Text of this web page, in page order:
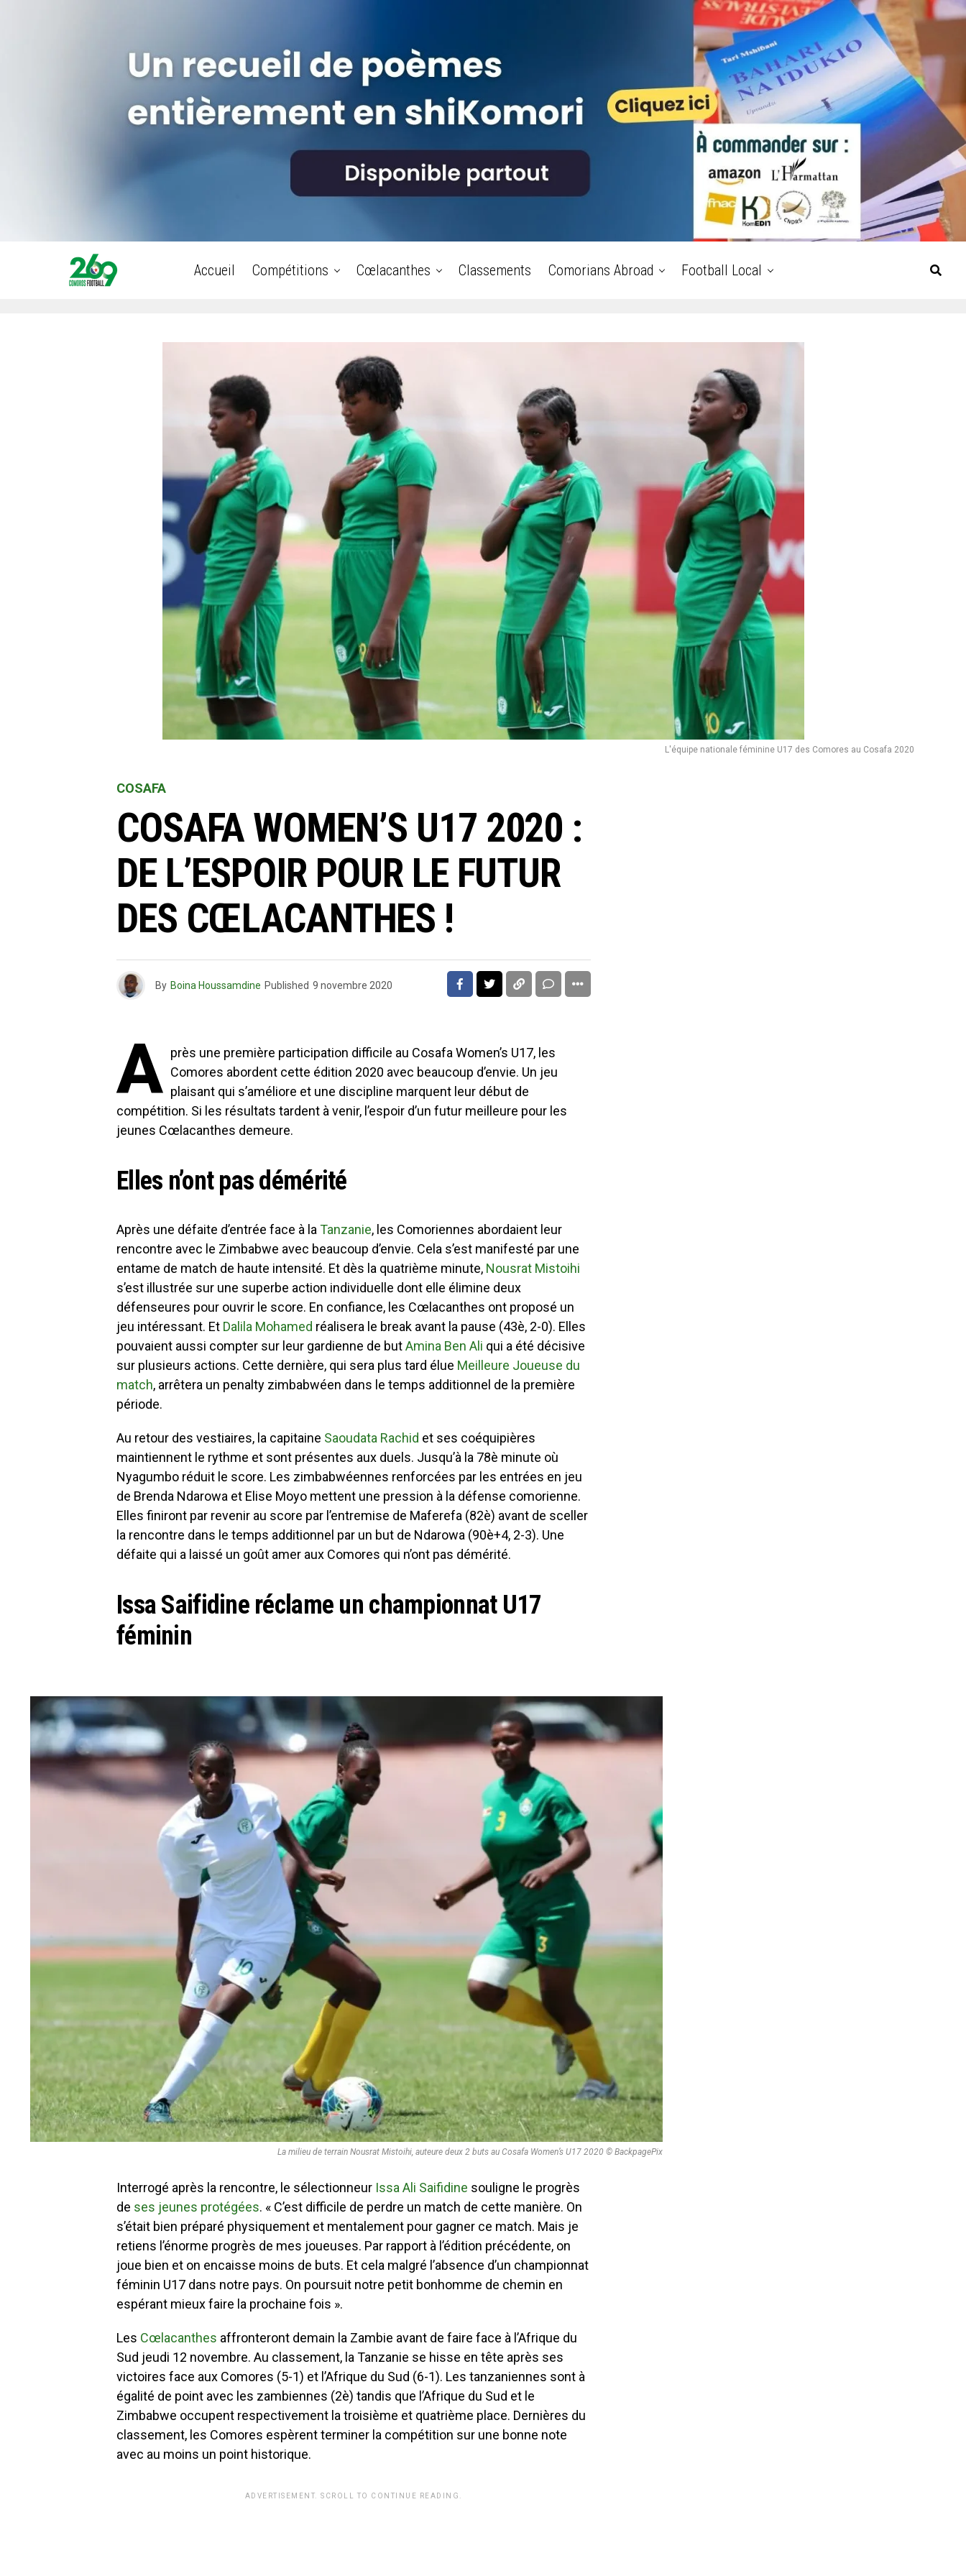
Accueil Compétitions Cœlacanthes Classements Comorians Abroad Football Local
L'équipe nationale féminine U17 des Comores au Cosafa 2020
COSAFA
COSAFA WOMEN’S U17 2020 :
DE L’ESPOIR POUR LE FUTUR
DES CŒLACANTHES !
By Boina Houssamdine Published 9 novembre 2020
A près une première participation difficile au Cosafa Women’s U17, les
Comores abordent cette édition 2020 avec beaucoup d’envie. Un jeu
plaisant qui s’améliore et une discipline marquent leur début de
compétition. Si les résultats tardent à venir, l’espoir d’un futur meilleure pour les
jeunes Cœlacanthes demeure.
Elles n’ont pas démérité
Après une défaite d’entrée face à la Tanzanie, les Comoriennes abordaient leur
rencontre avec le Zimbabwe avec beaucoup d’envie. Cela s’est manifesté par une
entame de match de haute intensité. Et dès la quatrième minute, Nousrat Mistoihi
s’est illustrée sur une superbe action individuelle dont elle élimine deux
défenseures pour ouvrir le score. En confiance, les Cœlacanthes ont proposé un
jeu intéressant. Et Dalila Mohamed réalisera le break avant la pause (43è, 2-0). Elles
pouvaient aussi compter sur leur gardienne de butAmina Ben Ali qui a été décisive
sur plusieurs actions. Cette dernière, qui sera plus tard élue Meilleure Joueuse du
match, arrêtera un penalty zimbabwéen dans le temps additionnel de la première
période.
Au retour des vestiaires, la capitaine Saoudata Rachid et ses coéquipières
maintiennent le rythme et sont présentes aux duels. Jusqu’à la 78è minute où
Nyagumbo réduit le score. Les zimbabwéennes renforcées par les entrées en jeu
de Brenda Ndarowa et Elise Moyo mettent une pression à la défense comorienne.
Elles finiront par revenir au score par l’entremise de Maferefa (82è) avant de sceller
la rencontre dans le temps additionnel par un but de Ndarowa (90è+4, 2-3). Une
défaite qui a laissé un goût amer aux Comores qui n’ont pas démérité.
Issa Saifidine réclame un championnat U17
féminin
La milieu de terrain Nousrat Mistoihi, auteure deux 2 buts au Cosafa Women’s U17 2020 © BackpagePix
Interrogé après la rencontre, le sélectionneur Issa Ali Saifidine souligne le progrès
de ses jeunes protégées. « C’est difficile de perdre un match de cette manière. On
s’était bien préparé physiquement et mentalement pour gagner ce match. Mais je
retiens l’énorme progrès de mes joueuses. Par rapport à l’édition précédente, on
joue bien et on encaisse moins de buts. Et cela malgré l’absence d’un championnat
féminin U17 dans notre pays. On poursuit notre petit bonhomme de chemin en
espérant mieux faire la prochaine fois ».
Les Cœlacanthes affronteront demain la Zambie avant de faire face à l’Afrique du
Sud jeudi 12 novembre. Au classement, la Tanzanie se hisse en tête après ses
victoires face aux Comores (5-1) et l’Afrique du Sud (6-1). Les tanzaniennes sont à
égalité de point avec les zambiennes (2è) tandis que l’Afrique du Sud et le
Zimbabwe occupent respectivement la troisième et quatrième place. Dernières du
classement, les Comores espèrent terminer la compétition sur une bonne note
avec au moins un point historique.
ADVERTISEMENT. SCROLL TO CONTINUE READING.